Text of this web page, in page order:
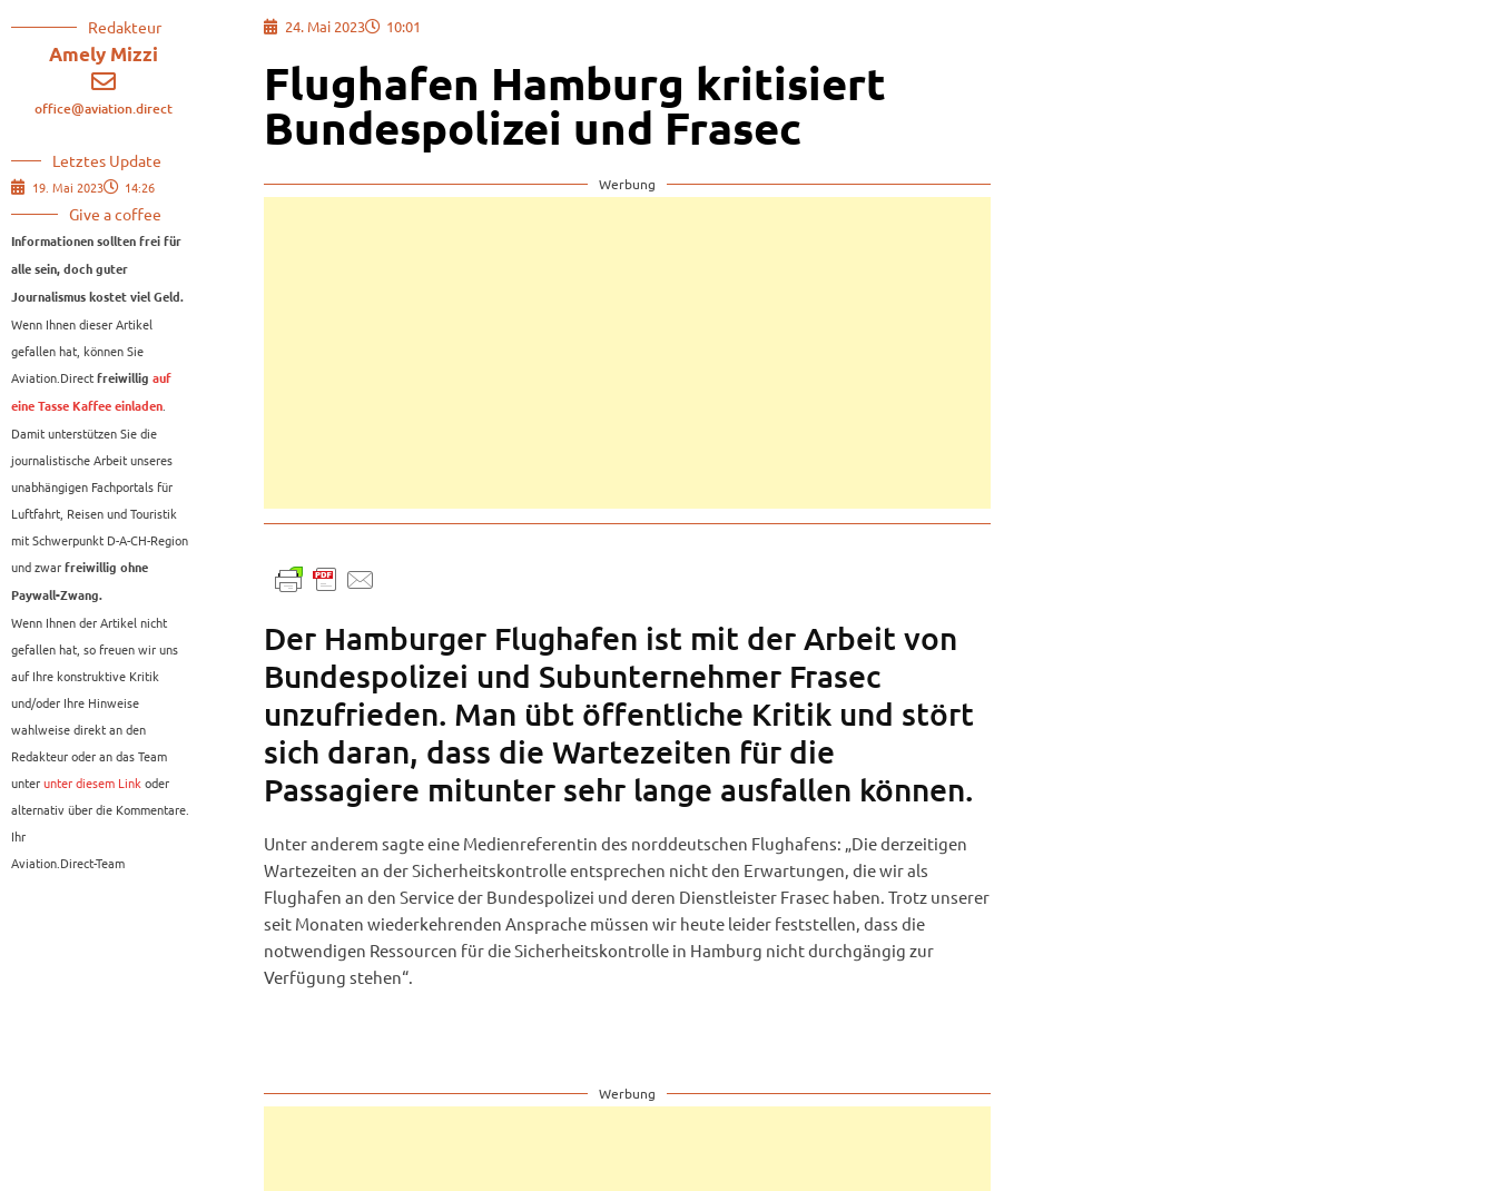
Redakteur
Amely Mizzi
office@aviation.direct
Letztes Update
19. Mai 2023 14:26
Give a coffee
Informationen sollten frei für
alle sein, doch guter
Journalismus kostet viel Geld.
Wenn Ihnen dieser Artikel
gefallen hat, können Sie
Aviation.Direct freiwillig auf
eine Tasse Kaffee einladen.
Damit unterstützen Sie die
journalistische Arbeit unseres
unabhängigen Fachportals für
Luftfahrt, Reisen und Touristik
mit Schwerpunkt D-A-CH-Region
und zwar freiwillig ohne
Paywall-Zwang.
Wenn Ihnen der Artikel nicht
gefallen hat, so freuen wir uns
auf Ihre konstruktive Kritik
und/oder Ihre Hinweise
wahlweise direkt an den
Redakteur oder an das Team
unterunter diesem Linkoder
alternativ über die Kommentare.
Ihr
Aviation.Direct-Team
24. Mai 2023 10:01
Flughafen Hamburg kritisiert
Bundespolizei und Frasec
Werbung
Der Hamburger Flughafen ist mit der Arbeit von
Bundespolizei und Subunternehmer Frasec
unzufrieden. Man übt öffentliche Kritik und stört
sich daran, dass die Wartezeiten für die
Passagiere mitunter sehr lange ausfallen können.
Unter anderem sagte eine Medienreferentin des norddeutschen Flughafens: „Die derzeitigen
Wartezeiten an der Sicherheitskontrolle entsprechen nicht den Erwartungen, die wir als
Flughafen an den Service der Bundespolizei und deren Dienstleister Frasec haben. Trotz unserer
seit Monaten wiederkehrenden Ansprache müssen wir heute leider feststellen, dass die
notwendigen Ressourcen für die Sicherheitskontrolle in Hamburg nicht durchgängig zur
Verfügung stehen“.
Werbung